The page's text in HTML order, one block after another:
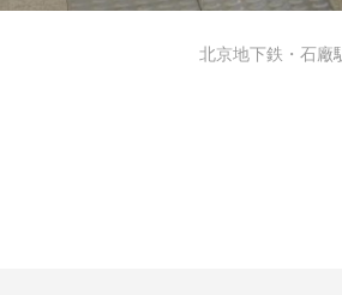
北京地下鉄・石廠